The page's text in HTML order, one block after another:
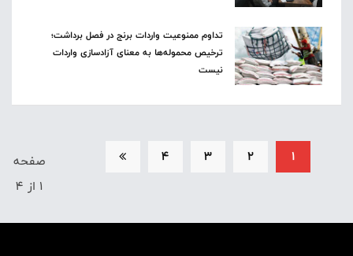
تداوم ممنوعیت واردات برنج در فصل برداشت؛
ترخیص محموله‌ها به معنای آزادسازی واردات
نیست
1
2
3
4
صفحه
1 از 4